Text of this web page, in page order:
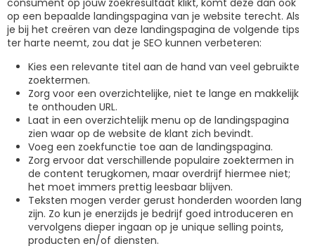
consument op jouw zoekresultaat klikt, komt deze dan ook
op een bepaalde landingspagina van je website terecht. Als
je bij het creëren van deze landingspagina de volgende tips
ter harte neemt, zou dat je SEO kunnen verbeteren:
Kies een relevante titel aan de hand van veel gebruikte
zoektermen.
Zorg voor een overzichtelijke, niet te lange en makkelijk
te onthouden URL.
Laat in een overzichtelijk menu op de landingspagina
zien waar op de website de klant zich bevindt.
Voeg een zoekfunctie toe aan de landingspagina.
Zorg ervoor dat verschillende populaire zoektermen in
de content terugkomen, maar overdrijf hiermee niet;
het moet immers prettig leesbaar blijven.
Teksten mogen verder gerust honderden woorden lang
zijn. Zo kun je enerzijds je bedrijf goed introduceren en
vervolgens dieper ingaan op je unique selling points,
producten en/of diensten.